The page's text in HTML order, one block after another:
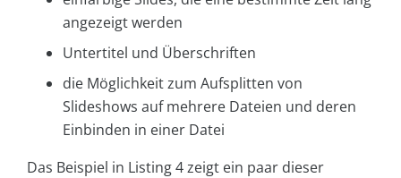
angezeigt werden
Untertitel und Überschriften
die Möglichkeit zum Aufsplitten von
Slideshows auf mehrere Dateien und deren
Einbinden in einer Datei
Das Beispiel in Listing 4 zeigt ein paar dieser